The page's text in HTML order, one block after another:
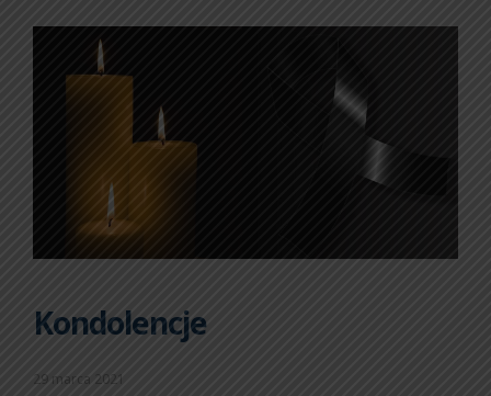
Kondolencje
29 marca 2021